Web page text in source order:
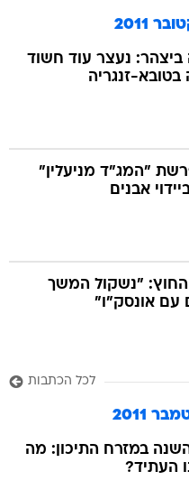
2011
נעצר עוד חשוד
זנגריה
"המג"ד מניעלין"
אבנים
"נשקול המשך
עם אונסק"ו"
לכל הכתבות
2011
במזרח התיכון: מה
העתיד?